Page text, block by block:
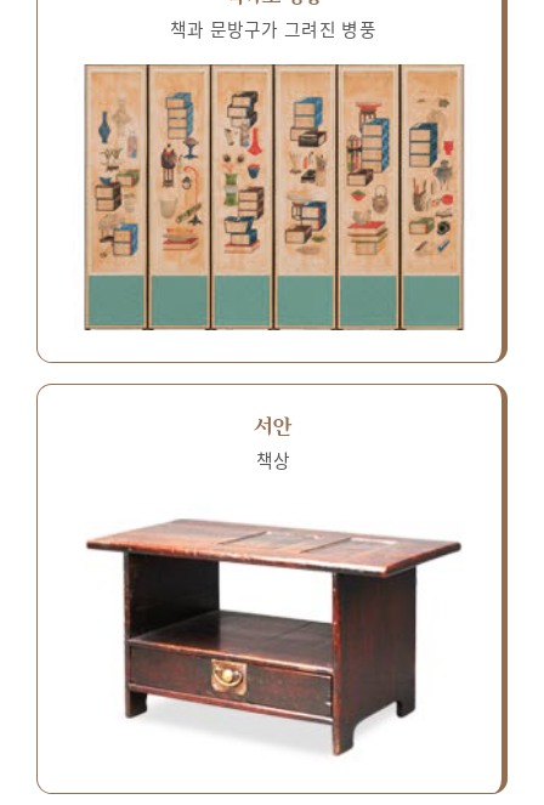
책과 문방구가 그려진 병풍
서안
책상